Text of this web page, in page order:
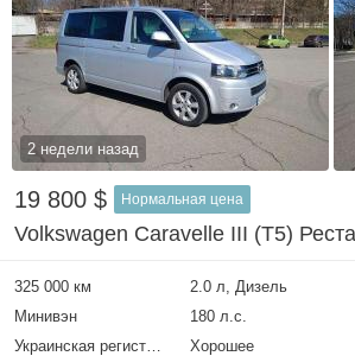
2 недели назад
19 800 $ Нормальная цена
Volkswagen Caravelle III (T5)
325 000 км 2.0 л, Дизель
Минивэн
180 л.с.
Украинская регистрация
Хорошее